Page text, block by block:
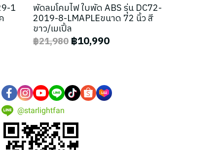
1 พัดลมโคมไฟ ใบพัด ABS รุ่น DC72-
2019-8-LMAPLEขนาด 72 นิ้ว สี
ขาว/เมเปิ้ล
฿21,980 ฿10,990
@starlightfan